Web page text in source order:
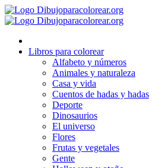
Ir
al
Libros para colorear
Alfabeto y números
Animales y naturaleza
Casa y vida
Cuentos de hadas y hadas
Deporte
Dinosaurios
El universo
Flores
Frutas y vegetales
Gente